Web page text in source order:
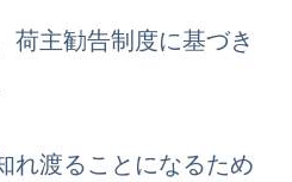
荷主勧告制度に基づき
れ渡ることになるため